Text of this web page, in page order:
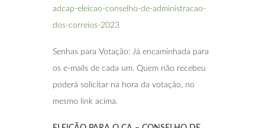
adcap-eleicao-conselho-de-administracao-
dos-correios-2023
Senhas para Votação: Já encaminhada para
os e-mails de cada um. Quem não recebeu
poderá solicitar na hora da votação, no
mesmo link acima.